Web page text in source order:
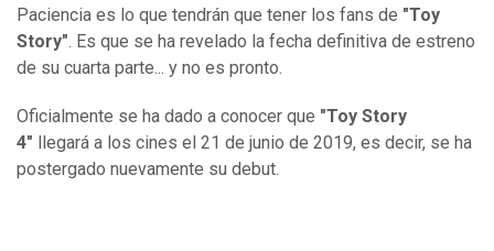
Paciencia es lo que tendrán que tener los fans de "Toy
Story". Es que se ha revelado la fecha definitiva de estreno
de su cuarta parte... y no es pronto.
Oficialmente se ha dado a conocer que "Toy Story
4" llegará a los cines el 21 de junio de 2019, es decir, se ha
postergado nuevamente su debut.